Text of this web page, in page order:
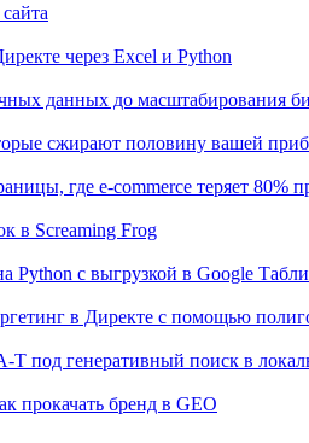
через Excel и Python
данных до масштабирования
сжирают половину вашей
где e-commerce теряет 80%
в Screaming Frog
Python с выгрузкой в Google
в Директе с помощью
T под генеративный поиск в
прокачать бренд в GEO